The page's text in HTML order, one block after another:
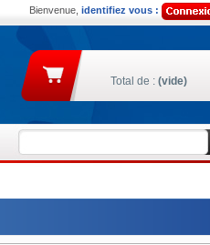
Bienvenue, identifiez vous :
Total de : (vide)